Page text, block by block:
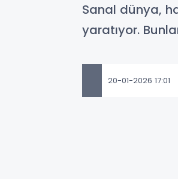
Sanal dünya,
yaratıyor.
20-01-2026 17:01